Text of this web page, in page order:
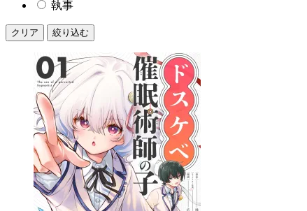
執事
クリア 絞り込む